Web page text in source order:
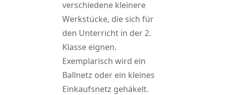
verschiedene kleinere
Werkstücke, die sich für
den Unterricht in der 2.
Klasse eignen.
Exemplarisch wird ein
Ballnetz oder ein kleines
Einkaufsnetz gehäkelt.